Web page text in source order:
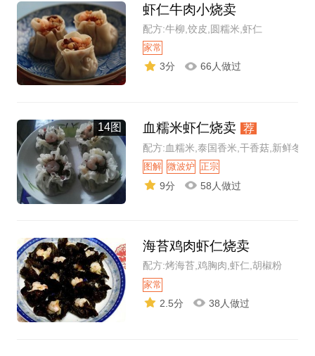
虾仁牛肉小烧卖
配方:牛柳,饺皮,圆糯米,虾仁
家常
3分 66人做过
14图 血糯米虾仁烧卖 荐
配方:血糯米,泰国香米,干香菇,新鲜冬笋
图解 微波炉 正宗
9分 58人做过
海苔鸡肉虾仁烧卖
配方:烤海苔,鸡胸肉,虾仁,胡椒粉
家常
2.5分 38人做过